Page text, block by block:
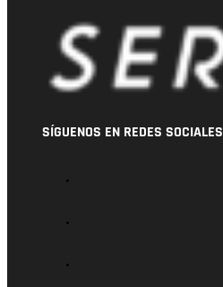
SÍGUENOS EN REDES SOCIALES